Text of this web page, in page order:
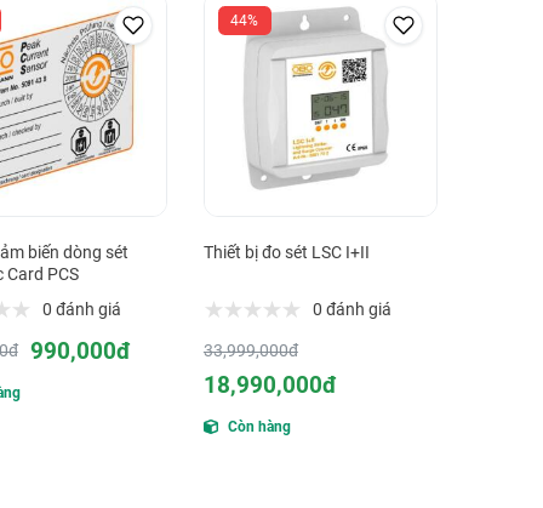
biến dòng sét
PCS
0 đánh giá
990,000đ
44%
Thiết bị đo sét LSC I+II
0 đánh giá
33,999,000đ
18,990,000đ
Còn hàng